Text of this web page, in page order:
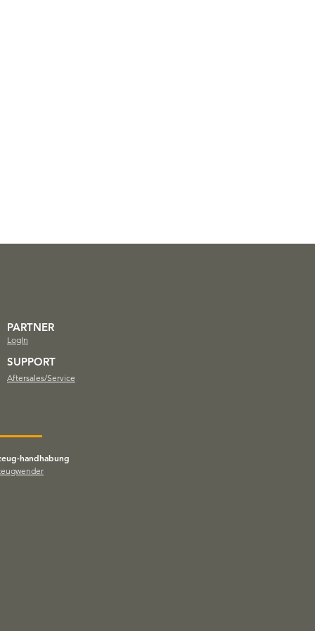
PARTNER
LogIn
SUPPORT
Aftersales/Service
handhabung